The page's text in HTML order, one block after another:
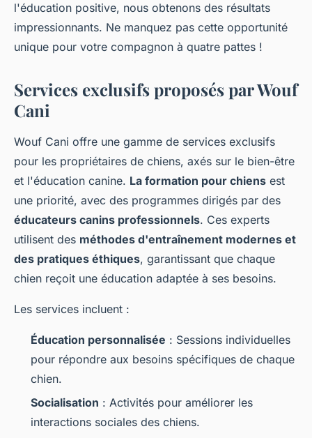
l'éducation positive, nous obtenons des résultats
impressionnants. Ne manquez pas cette opportunité
unique pour votre compagnon à quatre pattes !
Services exclusifs proposés par Wouf
Cani
Wouf Cani offre une gamme de services exclusifs
pour les propriétaires de chiens, axés sur le bien-être
et l'éducation canine. La formation pour chiens est
une priorité, avec des programmes dirigés par des
éducateurs canins professionnels. Ces experts
utilisent des méthodes d'entraînement modernes et
des pratiques éthiques, garantissant que chaque
chien reçoit une éducation adaptée à ses besoins.
Les services incluent :
Éducation personnalisée : Sessions individuelles
pour répondre aux besoins spécifiques de chaque
chien.
Socialisation : Activités pour améliorer les
interactions sociales des chiens.